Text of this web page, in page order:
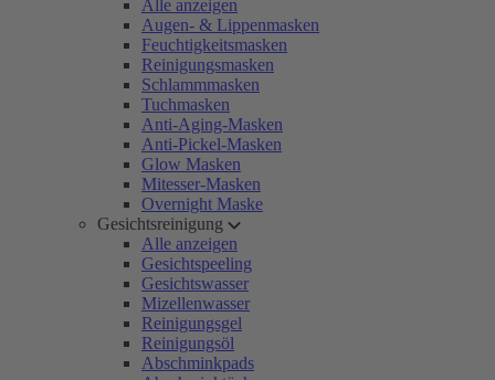
Alle anzeigen
Augen- & Lippenmasken
Feuchtigkeitsmasken
Reinigungsmasken
Schlammmasken
Tuchmasken
Anti-Aging-Masken
Anti-Pickel-Masken
Glow Masken
Mitesser-Masken
Overnight Maske
Gesichtsreinigung
Alle anzeigen
Gesichtspeeling
Gesichtswasser
Mizellenwasser
Reinigungsgel
Reinigungsöl
Abschminkpads